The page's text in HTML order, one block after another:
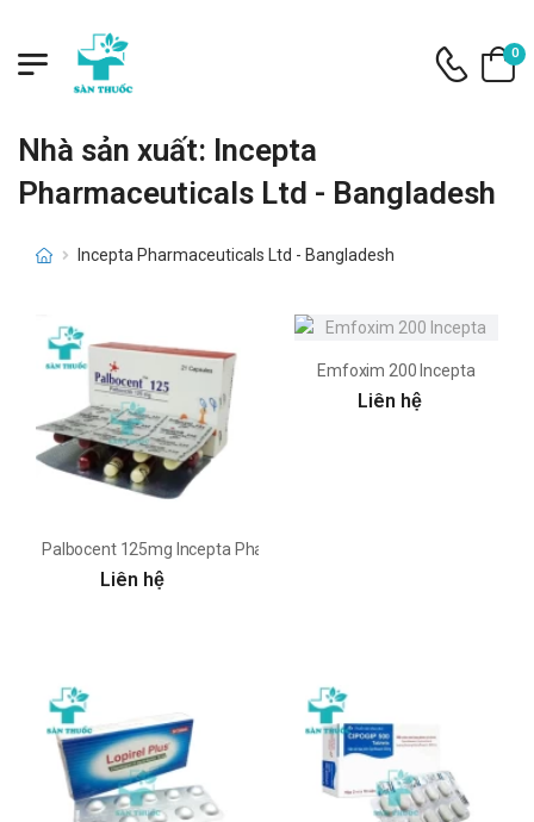
0
Nhà sản xuất: Incepta
Pharmaceuticals Ltd - Bangladesh
Incepta Pharmaceuticals Ltd - Bangladesh
Palbocent 125mg Incepta Pharma
Liên hệ
Emfoxim 200 Incepta
Liên hệ